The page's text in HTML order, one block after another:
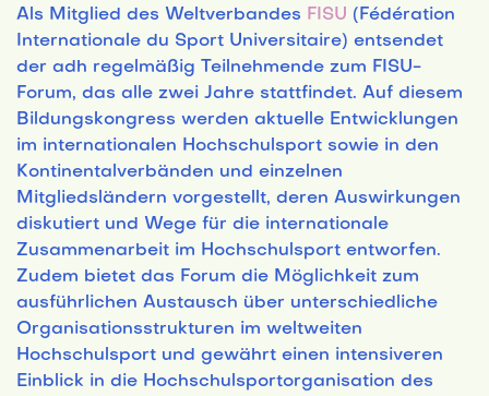
Als Mitglied des Weltverbandes FISU (Fédération
Internationale du Sport Universitaire) entsendet
der adh regelmäßig Teilnehmende zum FISU-
Forum, das alle zwei Jahre stattfindet. Auf diesem
Bildungskongress werden aktuelle Entwicklungen
im internationalen Hochschulsport sowie in den
Kontinentalverbänden und einzelnen
Mitgliedsländern vorgestellt, deren Auswirkungen
diskutiert und Wege für die internationale
Zusammenarbeit im Hochschulsport entworfen.
Zudem bietet das Forum die Möglichkeit zum
ausführlichen Austausch über unterschiedliche
Organisationsstrukturen im weltweiten
Hochschulsport und gewährt einen intensiveren
Einblick in die Hochschulsportorganisation des